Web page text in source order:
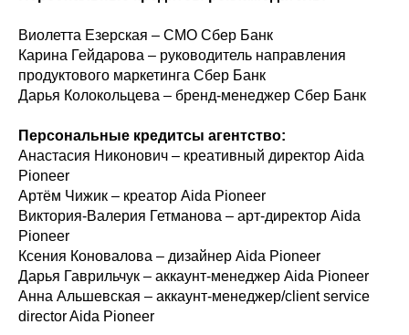
Виолетта Езерская – СМО Сбер Банк
Карина Гейдарова – руководитель направления
продуктового маркетинга Сбер Банк
Дарья Колокольцева – бренд-менеджер Сбер Банк
Персональные кредитсы агентство:
Анастасия Никонович – креативный директор Aida
Pioneer
Артём Чижик – креатор Aida Pioneer
Виктория-Валерия Гетманова – арт-директор Aida
Pioneer
Ксения Коновалова – дизайнер Aida Pioneer
Дарья Гаврильчук – аккаунт-менеджер Aida Pioneer
Анна Альшевская – аккаунт-менеджер/client service
director Aida Pioneer